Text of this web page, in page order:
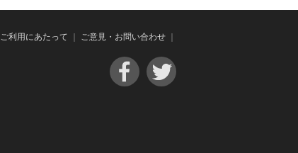
ご利用にあたって ご意見・お問い合わせ